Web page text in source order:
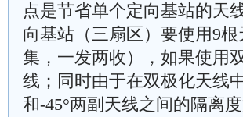
点是节省单个定向基站的天
向基站（三扇区）要使用9
集，一发两收），如果使用
线；同时由于在双极化天线
和-45°两副天线之间的隔离